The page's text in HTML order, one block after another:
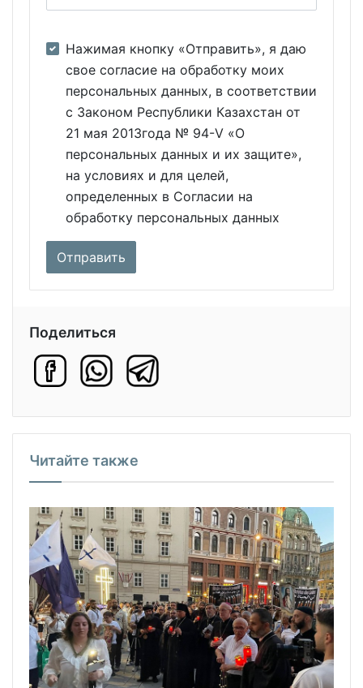
Нажимая кнопку «Отправить», я даю
свое согласие на обработку моих
персональных данных, в соответствии
с Законом Республики Казахстан от
21 мая 2013года № 94-V «О
персональных данных и их защите»,
на условиях и для целей,
определенных в Согласии на
обработку персональных данных
Поделиться
Читайте также